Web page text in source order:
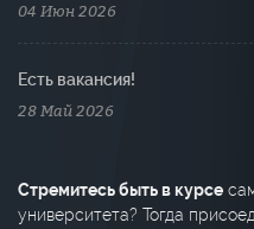
04 Июн 2026
Есть вакансия!
28 Май 2026
Стремитесь быть в курсе
университета? Тогда